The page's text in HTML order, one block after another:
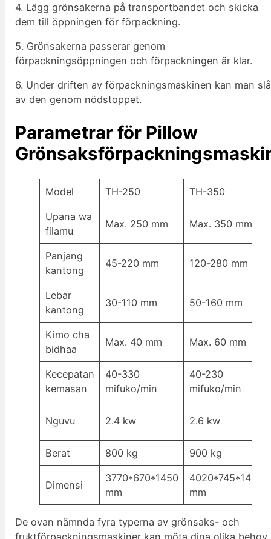
4. Lägg grönsakerna på transportbandet och skicka
dem till öppningen för förpackning.
5. Grönsakerna passerar genom
förpackningsöppningen och förpackningen är klar.
6. Under driften av förpackningsmaskinen kan man slå
av den genom nödstoppet.
Parametrar för Pillow
Model TH-250 TH-350
Upana wa
filamu
Max. 250 mm Max. 350 mm
Panjang
kantong
45-220 mm 120-280 mm
Lebar
kantong
30-110 mm 50-160 mm
Kimo cha
bidhaa
Max. 40 mm Max. 60 mm
Kecepatan
kemasan
40-330
mifuko/min
40-230
mifuko/min
Nguvu 2.4 kw 2.6 kw
Berat 800 kg 900 kg
Dimensi
3770*670*1450
mm
4020*745*1450
mm
De ovan nämnda fyra typerna av grönsaks- och